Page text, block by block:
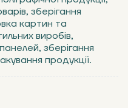
зберігання
картин та
виробів,
зберігання
продукції.